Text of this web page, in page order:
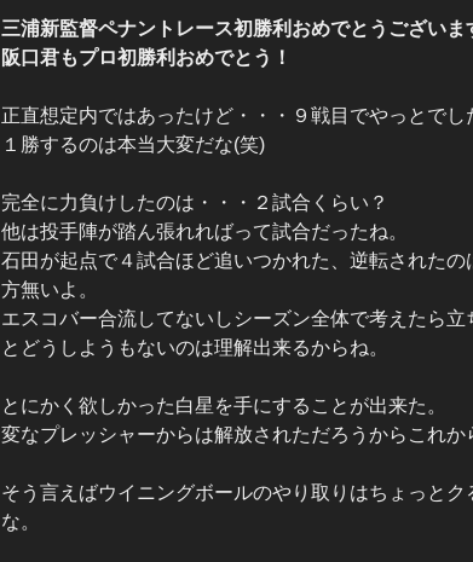
三浦新監督ペナントレース初勝利おめでとうございま
阪口君もプロ初勝利おめでとう！
正直想定内ではあったけど・・・９戦目でやっとでし
１勝するのは本当大変だな(笑)
完全に力負けしたのは・・・２試合くらい？
他は投手陣が踏ん張れればって試合だったね。
石田が起点で４試合ほど追いつかれた、逆転されたの
方無いよ。
エスコバー合流してないしシーズン全体で考えたら立
とどうしようもないのは理解出来るからね。
とにかく欲しかった白星を手にすることが出来た。
変なプレッシャーからは解放されただろうからこれか
そう言えばウイニングボールのやり取りはちょっとク
な。